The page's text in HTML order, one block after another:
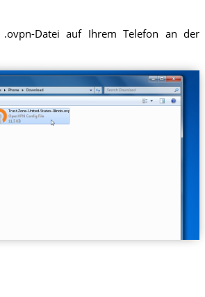
Datei auf Ihrem Telefon an der
Trust.Zone-United-States-Illinois.ovpn